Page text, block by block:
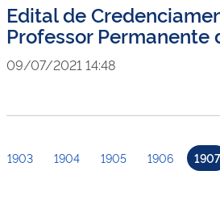
Edital de
Professor Permanente
09/07/2021 14:48
1903 1904 1905 1906 1907